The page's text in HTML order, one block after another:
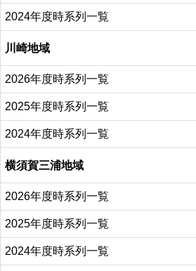
2024年度時系列一覧
川崎地域
2026年度時系列一覧
2025年度時系列一覧
2024年度時系列一覧
横須賀三浦地域
2026年度時系列一覧
2025年度時系列一覧
2024年度時系列一覧